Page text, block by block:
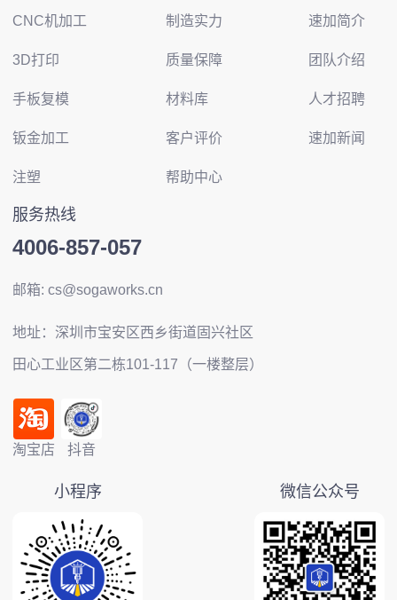
CNC机加工
3D打印
手板复模
钣金加工
注塑
制造实力
质量保障
材料库
客户评价
帮助中心
速加简介
团队介绍
人才招聘
速加新闻
服务热线
4006-857-057
邮箱: cs@sogaworks.cn
地址：深圳市宝安区西乡街道固兴社区
田心工业区第二栋101-117（一楼整层）
淘宝店 抖音
小程序 微信公众号